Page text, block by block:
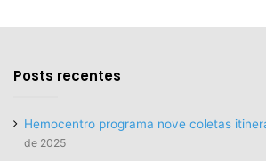
Posts recentes
Hemocentro programa nove coletas
de 2025